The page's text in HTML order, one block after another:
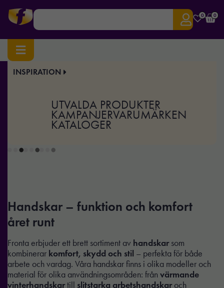
0 0
INSPIRATION
UTVALDA PRODUKTER
KAMPANJERVARUMÄRKEN
KATALOGER
Hem/Profilkläder
Handskar
Handskar – funktion och komfort
året runt
Fronta erbjuder ett brett sortiment av handskarsom
kombinerar komfort, skydd och stil – perfekta för både
arbete och vardag. Våra handskar finns i olika modeller och
material för olika användningsområden: från värmande
vinterhandskartill slitstarka arbetshandskaroch